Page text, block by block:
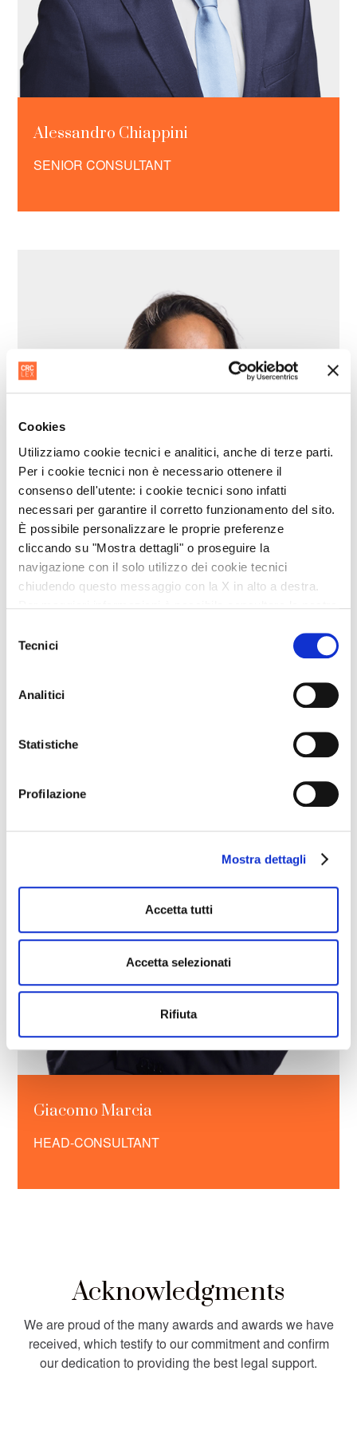
Cookies
Utilizziamo cookie tecnici e analitici, anche di terze parti.
Per i cookie tecnici non è necessario ottenere il
consenso dell'utente: i cookie tecnici sono infatti
necessari per garantire il corretto funzionamento del sito.
È possibile personalizzare le proprie preferenze
cliccando su "Mostra dettagli" o proseguire la
navigazione con il solo utilizzo dei cookie tecnici
chiudendo questo messaggio con la X in alto a destra.
delTecnici
Analitici
Statistiche
Profilazione
Mostra dettagli
Accetta tutti
Accetta selezionati
Rifiuta
Alessandro Chiappini
SENIOR CONSULTANT
Giacomo Marcia
HEAD-CONSULTANT
Acknowledgments
We are proud of the many awards and awards we have
received, which testify to our commitment and confirm
our dedication to providing the best legal support.